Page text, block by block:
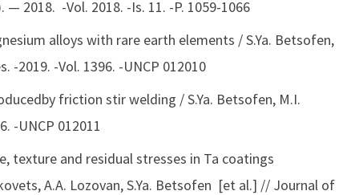
2018. -Vol. 2018. -Is. 11. -P. 1059-1066
alloys with rare earth elements / S.Ya. Betsofen,
-2019. -Vol. 1396. -UNCP 012010
friction stir welding / S.Ya. Betsofen, M.I.
-UNCP 012011
texture and residual stresses in Ta coatings
A.A. Lozovan, S.Ya. Betsofen [et al.] // Journal of